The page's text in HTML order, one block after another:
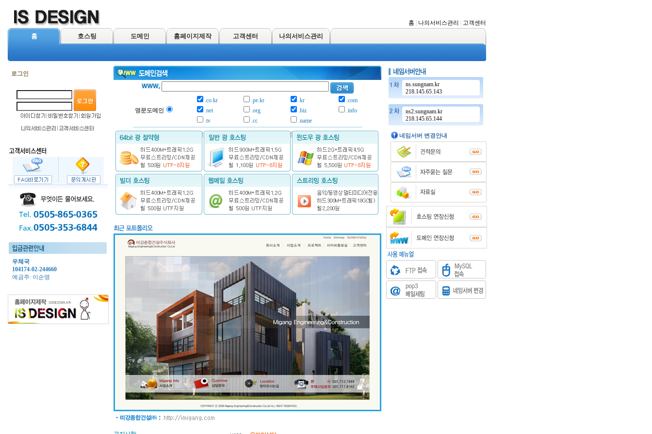
홈 나의서비스관리 고객센터
홈 호스팅 도메인 홈페이지제작 고객센터 나의서비스관리
로그인
우체국
104174-02-244660
예금주: 이순명
영문도메인
.co.kr .pe.kr .kr
.com
.net
.org .biz
.info
.tv
.cc .name
한글도메인 .com .kr
ns.sungnam.kr
218.145.65.143
ns2.sungnam.kr
218.145.65.144
네임서버 변경안내